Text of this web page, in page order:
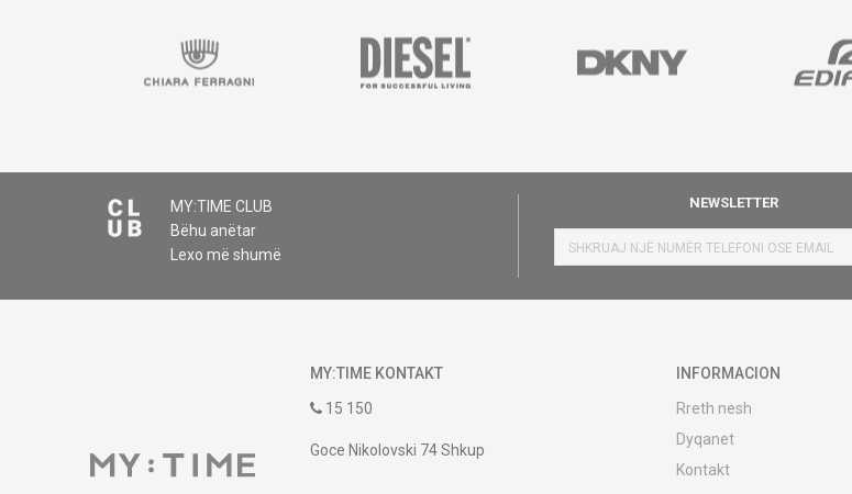
MY:TIME CLUB
Bëhu anëtar
Lexo më shumë
NEWSLETTER
MY:TIME KONTAKT
15 150
Goce Nikolovski 74 Shkup
INFORMACION
Rreth nesh
Dyqanet
Kontakt